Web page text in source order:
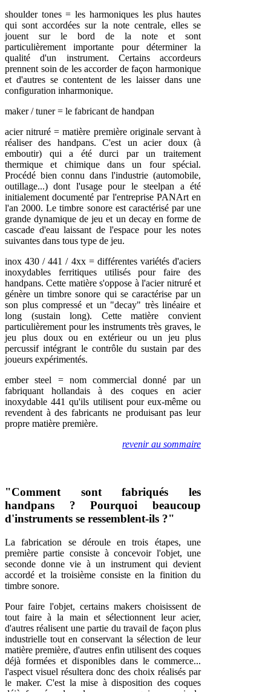
shoulder tones = les harmoniques les plus hautes
qui sont accordées sur la note centrale, elles se
jouent sur le bord de la note et sont
particulièrement importante pour déterminer la
qualité d'un instrument. Certains accordeurs
prennent soin de les accorder de façon harmonique
et d'autres se contentent de les laisser dans une
configuration inharmonique.
maker / tuner = le fabricant de handpan
acier nitruré = matière première originale servant à
réaliser des handpans. C'est un acier doux (à
emboutir) qui a été durci par un traitement
thermique et chimique dans un four spécial.
Procédé bien connu dans l'industrie (automobile,
outillage...) dont l'usage pour le steelpan a été
initialement documenté par l'entreprise PANArt en
l'an 2000. Le timbre sonore est caractérisé par une
grande dynamique de jeu et un decay en forme de
cascade d'eau laissant de l'espace pour les notes
suivantes dans tous type de jeu.
inox 430 / 441 / 4xx = différentes variétés d'aciers
inoxydables ferritiques utilisés pour faire des
handpans. Cette matière s'oppose à l'acier nitruré et
génère un timbre sonore qui se caractérise par un
son plus compressé et un "decay" très linéaire et
long (sustain long). Cette matière convient
particulièrement pour les instruments très graves, le
jeu plus doux ou en extérieur ou un jeu plus
percussif intégrant le contrôle du sustain par des
joueurs expérimentés.
ember steel = nom commercial donné par un
fabriquant hollandais à des coques en acier
inoxydable 441 qu'ils utilisent pour eux-même ou
revendent à des fabricants ne produisant pas leur
propre matière première.
revenir au sommaire
"Comment sont fabriqués les
handpans ? Pourquoi beaucoup
d'instruments se ressemblent-ils ?"
La fabrication se déroule en trois étapes, une
première partie consiste à concevoir l'objet, une
seconde donne vie à un instrument qui devient
accordé et la troisième consiste en la finition du
timbre sonore.
Pour faire l'objet, certains makers choisissent de
tout faire à la main et sélectionnent leur acier,
d'autres réalisent une partie du travail de façon plus
industrielle tout en conservant la sélection de leur
matière première, d'autres enfin utilisent des coques
déjà formées et disponibles dans le commerce...
l'aspect visuel résultera donc des choix réalisés par
le maker. C'est la mise à disposition des coques